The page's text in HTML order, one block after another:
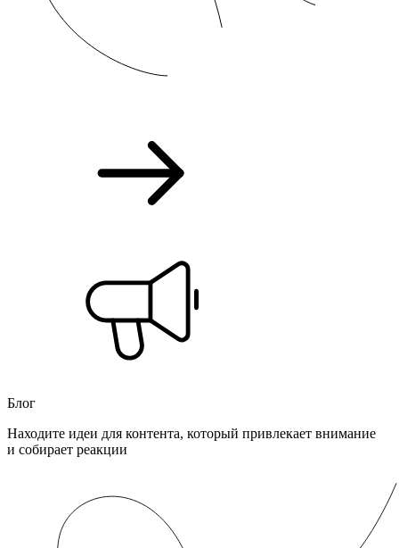
Блог
Находите идеи для контента, который привлекает внимание
и собирает реакции